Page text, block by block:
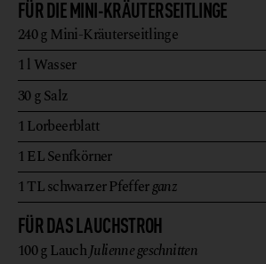
FÜR DIE MINI-KRÄUTERSEITLINGE
240gMini-Kräuterseitlinge
1 l Wasser
30gSalz
1 Lorbeerblatt
1 ELSenfkörner
1 TLschwarzer Pfefferganz
FÜR DAS LAUCHSTROH
100gLauchJulienne geschnitten